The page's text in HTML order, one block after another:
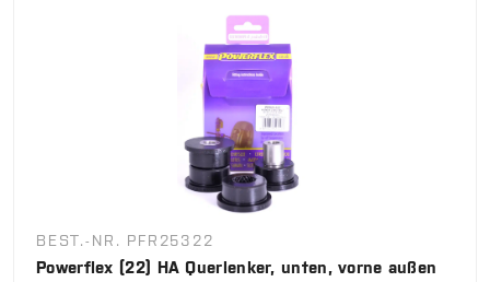
BEST.-NR. PFR25322
Powerflex (22) HA Querlenker, unten, vorne außen